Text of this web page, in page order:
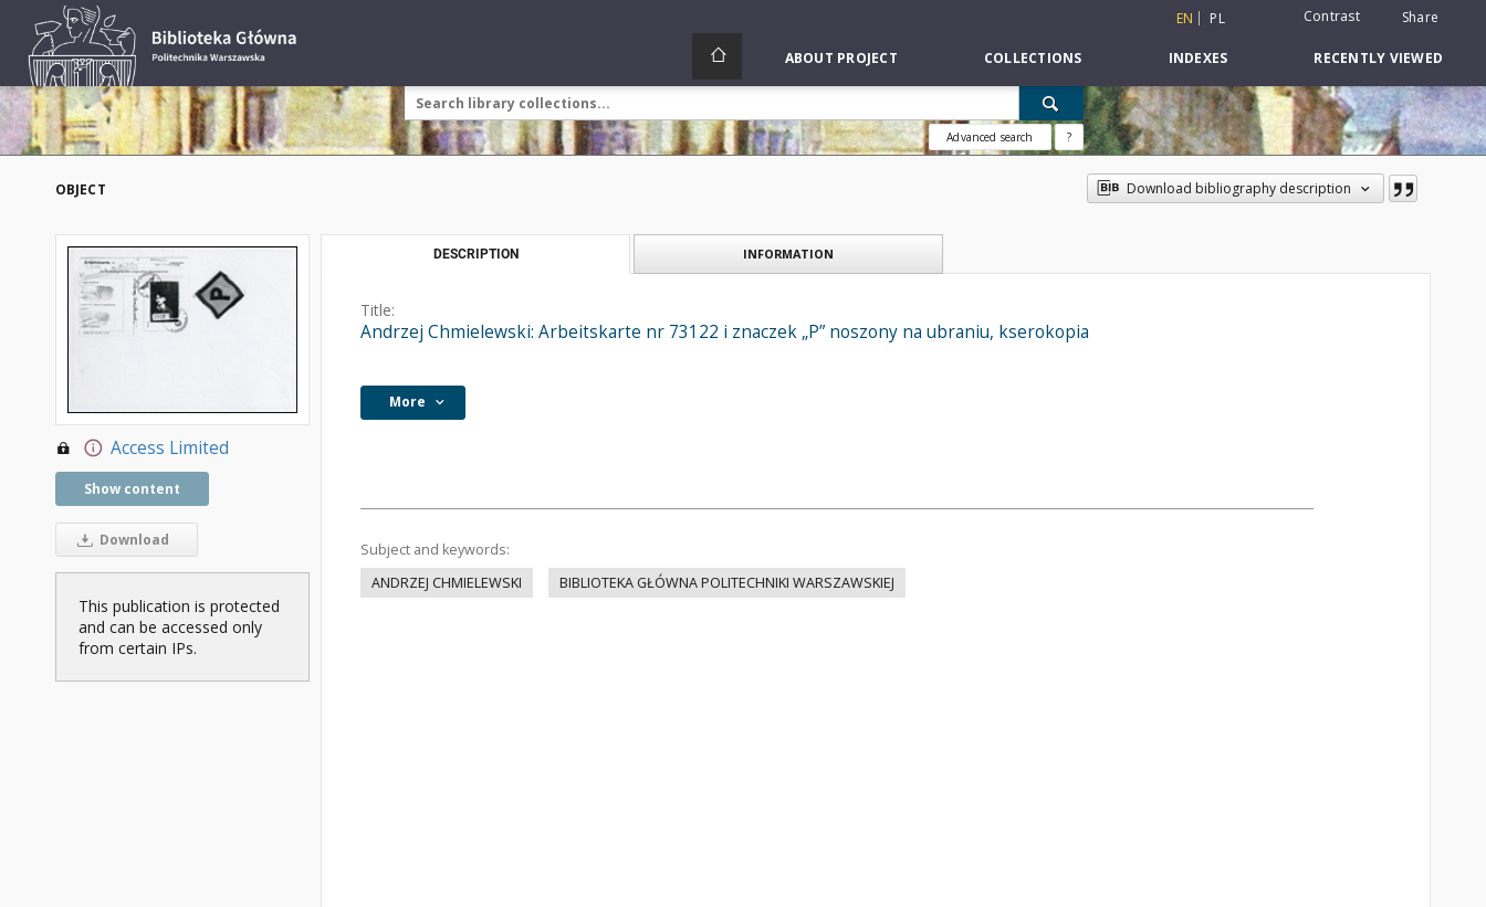
EN PL Contrast Share
ABOUT PROJECT COLLECTIONS INDEXES RECENTLY VIEWED
Advanced search ?
OBJECT Download bibliography description
Access Limited
Show content
Download
This publication is protected
and can be accessed only
from certain IPs.
DESCRIPTION INFORMATION
Title:
Andrzej Chmielewski: Arbeitskarte nr 73122 i znaczek „P” noszony na ubraniu, kserokopia
More
Subject and keywords:
ANDRZEJ CHMIELEWSKI
BIBLIOTEKA GŁÓWNA POLITECHNIKI WARSZAWSKIEJ